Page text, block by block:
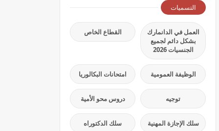
التسميات
العمل في الدانمارك
بشكل دائم لجميع
الجنسيات 2026
القطاع الخاص
الوظيفة العمومية امتحانات البكالوريا
توجيه دروس محو الأمية
سلك الإجازة المهنية سلك الدكتوراه